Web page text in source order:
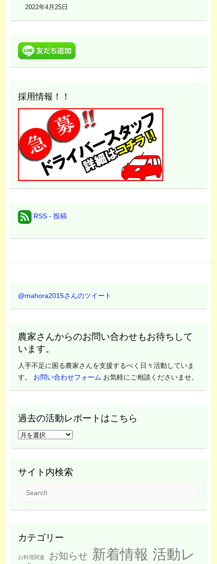
2022年4月25日
採用情報！！
RSS - 投稿
@mahora2015さんのツイート
農家さんからのお問い合わせもお待ちして
います。
人手不足に困る農家さんを支援するべく日々活動していま
す。 お問い合わせフォーム お気軽にご相談くださいませ。
過去の活動レポートはこちら
過
去
活
は
サイト内検索
Search
カテゴリー
お料理関連 お知らせ 新着情報 活動レ